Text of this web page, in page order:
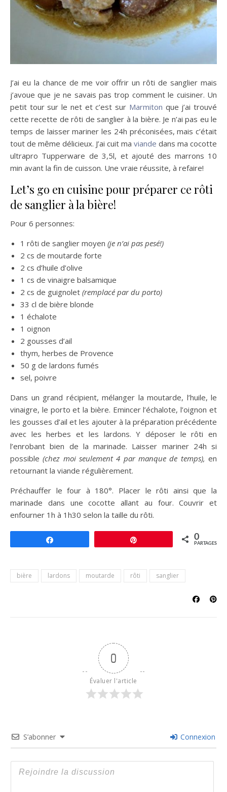
J’ai eu la chance de me voir offrir un rôti de sanglier mais
j’avoue que je ne savais pas trop comment le cuisiner. Un
petit tour sur le net et c’est sur Marmiton que j’ai trouvé
cette recette de rôti de sanglier à la bière. Je n’ai pas eu le
temps de laisser mariner les 24h préconisées, mais c’était
tout de même délicieux. J’ai cuit ma viande dans ma cocotte
ultrapro Tupperware de 3,5l, et ajouté des marrons 10
min avant la fin de cuisson. Une vraie réussite, à refaire!
Let’s go en cuisine pour préparer ce rôti
de sanglier à la bière!
Pour 6 personnes:
1 rôti de sanglier moyen (je n’ai pas pesé!)
2 cs de moutarde forte
2 cs d’huile d’olive
1 cs de vinaigre balsamique
2 cs de guignolet (remplacé par du porto)
33 cl de bière blonde
1 échalote
1 oignon
2 gousses d’ail
thym, herbes de Provence
50 g de lardons fumés
sel, poivre
Dans un grand récipient, mélanger la moutarde, l’huile, le
vinaigre, le porto et la bière. Emincer l’échalote, l’oignon et
les gousses d’ail et les ajouter à la préparation précédente
avec les herbes et les lardons. Y déposer le rôti en
l’enrobant bien de la marinade. Laisser mariner 24h si
possible (chez moi seulement 4 par manque de temps), en
retournant la viande régulièrement.
Préchauffer le four à 180°. Placer le rôti ainsi que la
marinade dans une cocotte allant au four. Couvrir et
enfourner 1h à 1h30 selon la taille du rôti.
0
PARTAGES
bière lardons moutarde rôti sanglier
0
Évaluer l'article
S’abonner Connexion